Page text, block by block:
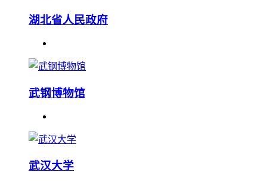
湖北省人民政府
武钢博物馆
武汉大学